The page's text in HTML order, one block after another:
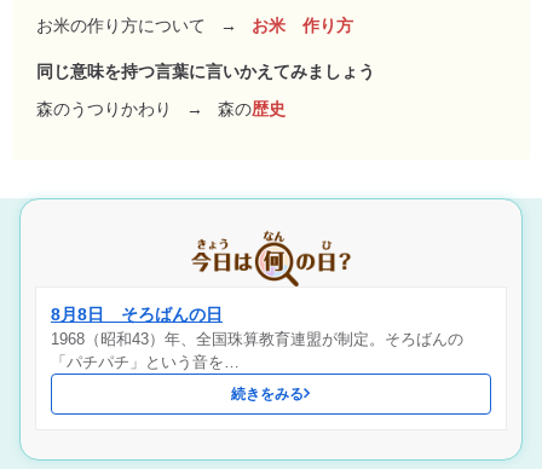
お米の作り方について
→ お米 作り方
同じ意味を持つ言葉に言いかえてみましょう
森のうつりかわり
→ 森の歴史
8月8日 そろばんの日
1968（昭和43）年、全国珠算教育連盟が制定。そろばんの
「パチパチ」という音を…
続きをみる